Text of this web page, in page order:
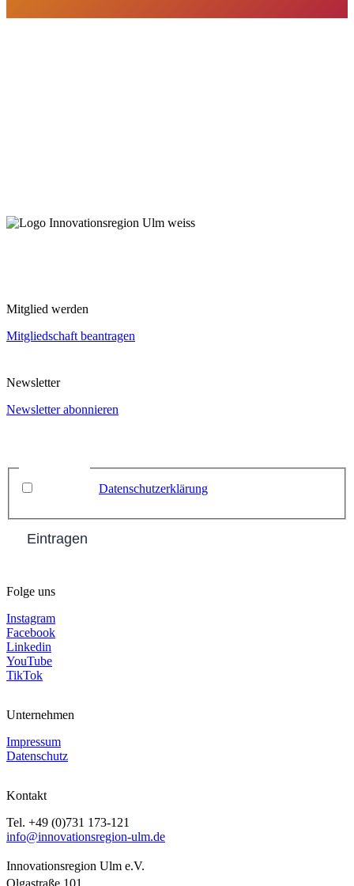
Mitglied werden
Mitgliedschaft beantragen
Newsletter
Newsletter abonnieren
Datenschutzerklärung
Eintragen
Folge uns
Instagram
Facebook
Linkedin
YouTube
TikTok
Unternehmen
Impressum
Datenschutz
Kontakt
Tel. +49 (0)731 173-121
info@innovationsregion-ulm.de
Innovationsregion Ulm e.V.
Olgastraße 101